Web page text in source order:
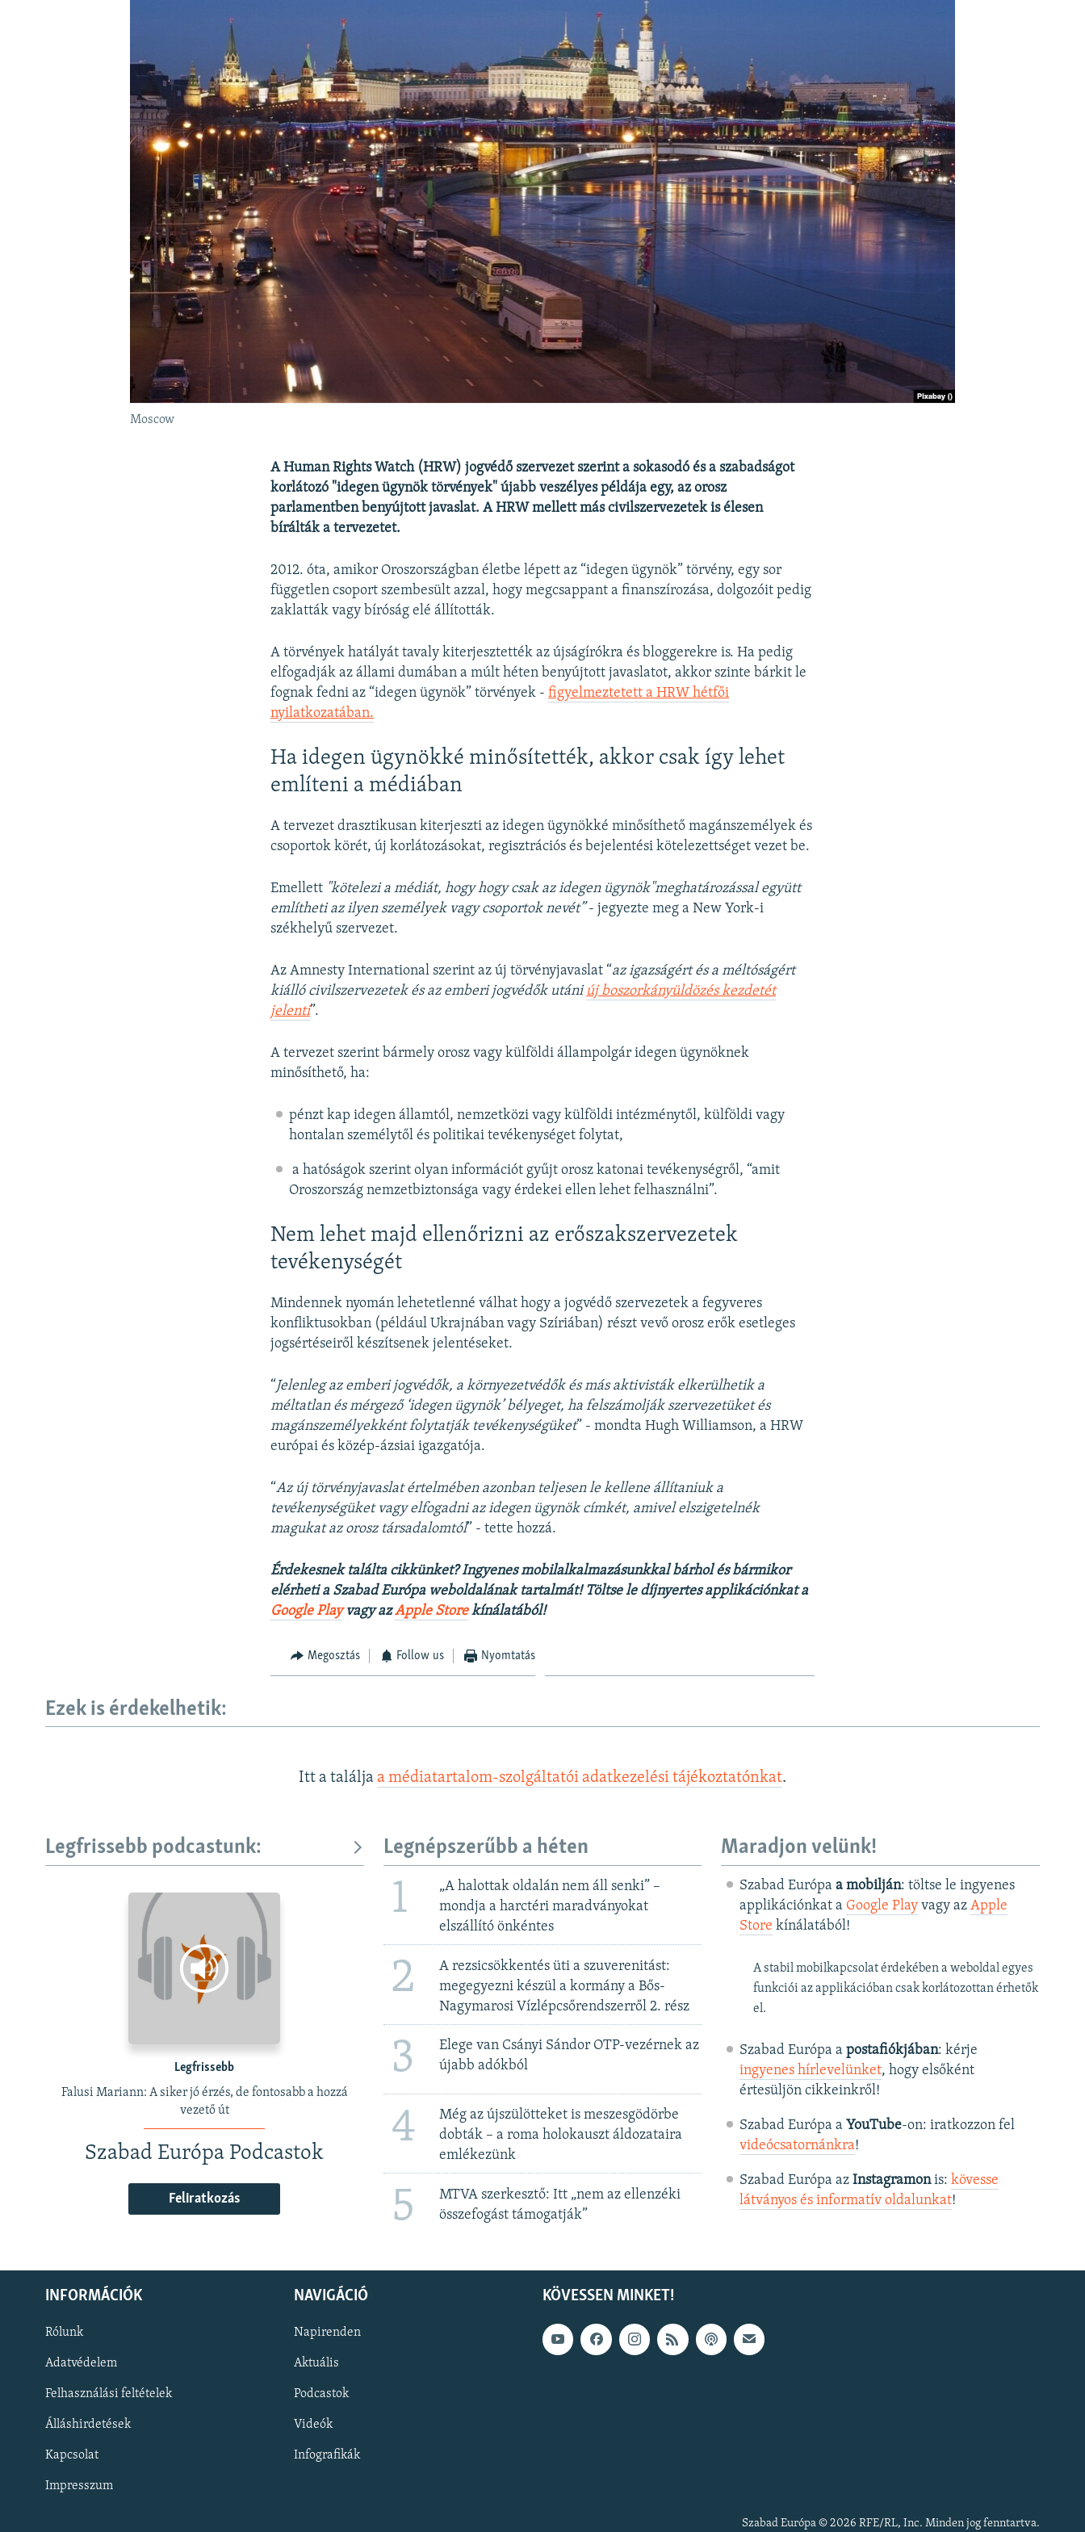
Moscow
A Human Rights Watch (HRW) jogvédő szervezet szerint a sokasodó és a szabadságot
korlátozó "idegen ügynök törvények" újabb veszélyes példája egy, az orosz
parlamentben benyújtott javaslat. A HRW mellett más civilszervezetek is élesen
bírálták a tervezetet.
2012. óta, amikor Oroszországban életbe lépett az “idegen ügynök” törvény, egy sor
független csoport szembesült azzal, hogy megcsappant a finanszírozása, dolgozóit pedig
zaklatták vagy bíróság elé állították.
A törvények hatályát tavaly kiterjesztették az újságírókra és bloggerekre is. Ha pedig
elfogadják az állami dumában a múlt héten benyújtott javaslatot, akkor szinte bárkit le
fognak fedni az “idegen ügynök” törvények -figyelmeztetett a HRW hétfői
nyilatkozatában.
Ha idegen ügynökké minősítették, akkor csak így lehet
említeni a médiában
A tervezet drasztikusan kiterjeszti az idegen ügynökké minősíthető magánszemélyek és
csoportok körét, új korlátozásokat, regisztrációs és bejelentési kötelezettséget vezet be.
Emellett "kötelezi a médiát, hogy hogy csak az idegen ügynök"meghatározással együtt
említheti az ilyen személyek vagy csoportok nevét”- jegyezte meg a New York-i
székhelyű szervezet.
Az Amnesty International szerint az új törvényjavaslat “az igazságért és a méltóságért
kiálló civilszervezetek és az emberi jogvédők utáni új boszorkányüldözés kezdetét
jelenti”.
A tervezet szerint bármely orosz vagy külföldi állampolgár idegen ügynöknek
minősíthető, ha:
pénzt kap idegen államtól, nemzetközi vagy külföldi intézménytől, külföldi vagy
hontalan személytől és politikai tevékenységet folytat,
a hatóságok szerint olyan információt gyűjt orosz katonai tevékenységről, “amit
Oroszország nemzetbiztonsága vagy érdekei ellen lehet felhasználni”.
Nem lehet majd ellenőrizni az erőszakszervezetek
tevékenységét
Mindennek nyomán lehetetlenné válhat hogy a jogvédő szervezetek a fegyveres
konfliktusokban (például Ukrajnában vagy Szíriában) részt vevő orosz erők esetleges
jogsértéseiről készítsenek jelentéseket.
“Jelenleg az emberi jogvédők, a környezetvédők és más aktivisták elkerülhetik a
méltatlan és mérgező ‘idegen ügynök’ bélyeget, ha felszámolják szervezetüket és
magánszemélyekként folytatják tevékenységüket” - mondta Hugh Williamson, a HRW
európai és közép-ázsiai igazgatója.
“Az új törvényjavaslat értelmében azonban teljesen le kellene állítaniuk a
tevékenységüket vagy elfogadni az idegen ügynök címkét, amivel elszigetelnék
magukat az orosz társadalomtól” - tette hozzá.
Érdekesnek találta cikkünket? Ingyenes mobilalkalmazásunkkal bárhol és bármikor
elérheti a Szabad Európa weboldalának tartalmát! Töltse le díjnyertes applikációnkat a
Google Playvagy azApple Storekínálatából!
Megosztás Follow us Nyomtatás
Ezek is érdekelhetik:
Itt a találja a médiatartalom-szolgáltatói adatkezelési tájékoztatónkat.
Legfrissebb podcastunk:
Legfrissebb
Falusi Mariann: A siker jó érzés, de fontosabb a hozzá
vezető út
Szabad Európa Podcastok
Feliratkozás
Legnépszerűbb a héten
1
„A halottak oldalán nem áll senki” –
mondja a harctéri maradványokat
elszállító önkéntes
2
A rezsicsökkentés üti a szuverenitást:
megegyezni készül a kormány a Bős-
Nagymarosi Vízlépcsőrendszerről 2. rész
3
Elege van Csányi Sándor OTP-vezérnek az
újabb adókból
4
Még az újszülötteket is meszesgödörbe
dobták – a roma holokauszt áldozataira
emlékezünk
5
MTVA szerkesztő: Itt „nem az ellenzéki
összefogást támogatják”
Maradjon velünk!
Szabad Európa a mobilján: töltse le ingyenes
applikációnkat a Google Playvagy az Apple
Store kínálatából!
A stabil mobilkapcsolat érdekében a weboldal egyes
funkciói az applikációban csak korlátozottan érhetők
el.
Szabad Európa a postafiókjában: kérje
ingyenes hírlevelünket, hogy elsőként
értesüljön cikkeinkről!
Szabad Európa a YouTube-on: iratkozzon fel
videócsatornánkra!
Szabad Európa az Instagramonis: kövesse
látványos és informatív oldalunkat! ​
KÖVESSEN MINKET!
INFORMÁCIÓK
Rólunk
Adatvédelem
Felhasználási feltételek
Álláshirdetések
Kapcsolat
Impresszum
NAVIGÁCIÓ
Napirenden
Aktuális
Podcastok
Videók
Infografikák
Szabad Európa © 2026 RFE/RL, Inc. Minden jog fenntartva.